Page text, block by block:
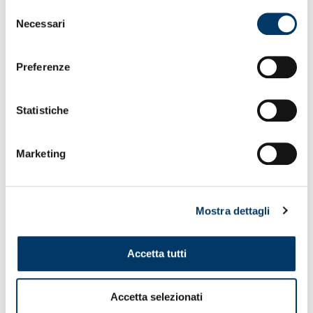
delNecessari
Preferenze
Statistiche
Marketing
Mostra dettagli
Accetta tutti
Accetta selezionati
ACQUISTA